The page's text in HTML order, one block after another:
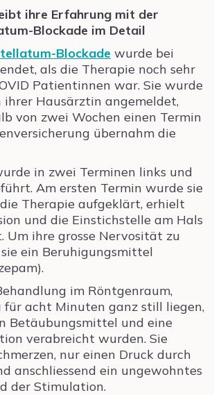
ihre Erfahrung mit der
Blockade im Detail
Blockade wurde bei
als die Therapie noch sehr
Patientinnen war. Sie wurde
ihrer Hausärztin angemeldet,
von zwei Wochen einen Termin
übernahm die
in zwei Terminen links und
Am ersten Termin wurde sie
Therapie aufgeklärt, erhielt
und die Einstichstelle am Hals
Um ihre grosse Nervosität zu
ein Beruhigungsmittel
im Röntgenraum,
für acht Minuten ganz still liegen,
Betäubungsmittel und eine
verabreicht wurden. Sie
nur einen Druck durch
anschliessend ein ungewohntes
der Stimulation.